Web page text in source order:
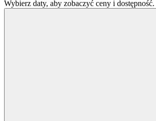
Wybierz daty, aby zobaczyć ceny i dostępność.